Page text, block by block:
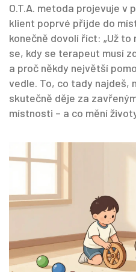
O.T.A. metoda projevuje v
klient poprvé přijde do
konečně dovolí říct: „Už to
se, kdy se terapeut musí
a proč někdy největší
vedle. To, co tady najdeš,
skutečně děje za
místnosti – a co mění